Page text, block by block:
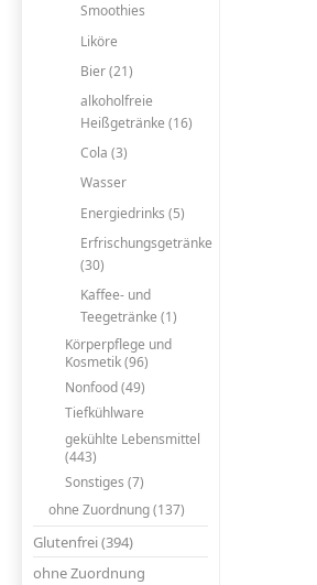
Smoothies
Liköre
Bier (21)
alkoholfreie
Heißgetränke (16)
Cola (3)
Wasser
Energiedrinks (5)
Erfrischungsgetränke
(30)
Kaffee- und
Teegetränke (1)
Körperpflege und
Kosmetik (96)
Nonfood (49)
Tiefkühlware
gekühlte Lebensmittel
(443)
Sonstiges (7)
ohne Zuordnung (137)
Glutenfrei (394)
ohne Zuordnung